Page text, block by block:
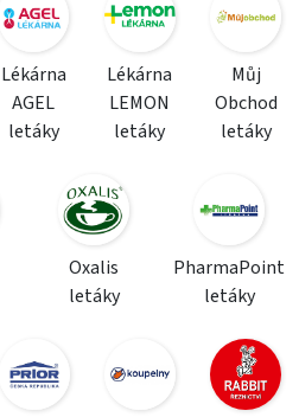
Lékárna
AGEL
letáky
Lékárna
LEMON
letáky
Můj
Obchod
letáky
Oxalis
letáky
PharmaPoint
letáky